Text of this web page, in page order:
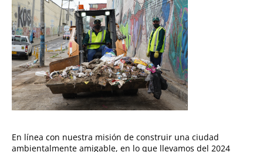
En línea con nuestra misión de construir una ciudad
ambientalmente amigable, en lo que llevamos del 2024